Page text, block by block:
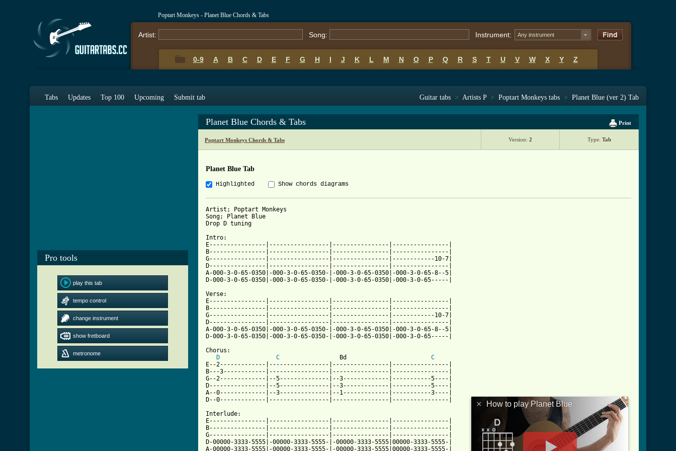
Poptart Monkeys - Planet Blue Chords & Tabs
Artist: Song: Instrument: Any instrument
0-9 A B C D E F G H I J K L M N O P Q R S T U V W X Y Z
Tabs Updates Top 100 Upcoming Submit tab Guitar tabs > Artists P > Poptart Monkeys tabs > Planet Blue (ver 2) Tab
Pro tools
play this tab
tempo control
change instrument
show fretboard
metronome
Print
Planet Blue Chords & Tabs
Poptart Monkeys Chords & Tabs Version: 2 Type: Tab
Planet Blue Tab
Highlighted Show chords diagrams
Artist; Poptart Monkeys
Song; Planet Blue
Drop D tuning
Intro:
E----------------|-----------------|----------------|----------------|
B----------------|-----------------|----------------|----------------|
G----------------|-----------------|----------------|------------10-7|
D----------------|-----------------|----------------|----------------|
A-000-3-0-65-0350|-000-3-0-65-0350-|-000-3-0-65-0350|-000-3-0-65-8--5|
Verse:
E----------------|-----------------|----------------|----------------|
B----------------|-----------------|----------------|----------------|
G----------------|-----------------|----------------|------------10-7|
D----------------|-----------------|----------------|----------------|
A-000-3-0-65-0350|-000-3-0-65-0350-|-000-3-0-65-0350|-000-3-0-65-8--5|
D-000-3-0-65-0350|-000-3-0-65-0350-|-000-3-0-65-0350|-000-3-0-65-----|
Chorus:
D
C
                 Bd
C
E--2-------------|-----------------|----------------|----------------|
B---3------------|-----------------|----------------|----------------|
G--2-------------|--5--------------|--3-------------|-----------5----|
D----------------|--5--------------|--3-------------|-----------5----|
A--0-------------|--3--------------|--1-------------|-----------3----|
D--0-------------|-----------------|----------------|----------------|
Interlude:
E----------------|-----------------|----------------|----------------|
B----------------|-----------------|----------------|----------------|
G----------------|-----------------|----------------|----------------|
D-00000-3333-5555|-00000-3333-5555-|-00000-3333-5555|00000-3333-5555-|
A-00000-3333-5555|-00000-3333-5555-|-00000-3333-5555|00000-3333-5555-|
× How to play Planet Blue